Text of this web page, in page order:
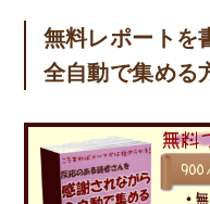
無料レポートを
全自動で集める